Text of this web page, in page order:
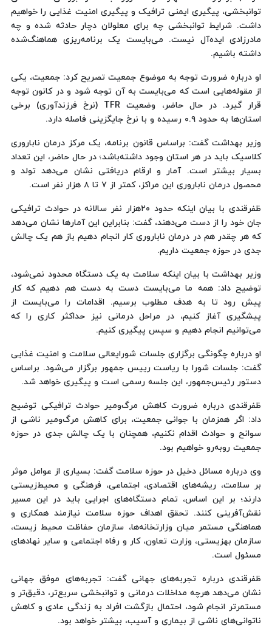
توانبخشی، پیگیری ایمنی ترافیک و پیگیری امنیت غذایی را خواهیم
داشت. شرایط توانبخشی چه برای معلولان دچار حادثه شده و چه
مادرزادی ایده‌آل‌ نیست. می‌بایست یک برنامه‌ریزی هماهنگ‌شده
داشته باشیم.
او درباره ضرورت توجه به موضوع جمعیت تصریح کرد: جمعیت، یکی
از مقوله‌هایی است که می‌بایست به آن توجه شود و در کانون توجه
قرار گیرد. در حال حاضر، وضعیت TFR (نرخ فرزندآوری) برخی
استان‌ها به حدود ۰.۹ رسیده و با نرخ جایگزینی فاصله دارد.
وزیر بهداشت گفت: براساس قانون برنامه، یک مرکز درمان ناباروری
کلاسیک باید در هر استان وجود داشته‌باشد؛ در حال حاضر، این تعداد
بسیار بیشتر است. آمار و ارقام دریافتی نشان می‌دهد تولد و
محصول درمان ناباروری این مراکز، کمتر از ۷ تا ۸ هزار نفر است.
ظفرقندی با بیان اینکه حدود ۲۰هزار نفر سالانه در حوادث ترافیکی
جان خود را از دست می‌دهند، گفت: بنابراین این آمارها نشان می‌دهد
که هر چقدر هم در درمان ناباروری کار انجام دهیم باز هم یک چالش
جدی در حوزه جمعیت داریم.
وزیر بهداشت با بیان اینکه سلامت به یک دستگاه محدود نمی‌شود،
توضیح داد: همه ما می‌بایست دست به دست هم دهیم که کار
پیش رود تا به هدف مطلوب برسیم. اقدامات را می‌بایست از
پیشگیری آغاز کنیم، در مراحل درمانی نیز حداکثر کاری را که
می‌توانیم انجام دهیم و سپس پیگیری کنیم.
او درباره چگونگی برگزاری جلسات شورایعالی سلامت و امنیت غذایی
گفت: جلسات شورا با ریاست رییس جمهور برگزار می‌شود. براساس
دستور رئیس‌جمهور، این جلسه رسمی است و پیگیری خواهد شد.
ظفرقندی درباره ضرورت کاهش مرگ‌ومیر حوادث ترافیکی توضیح
داد: اگر همزمان با جوانی جمعیت، برای کاهش مرگ‌ومیر ناشی از
سوانح و حوادث اقدام نکنیم، همچنان با یک چالش جدی در حوزه
جمعیت روبه‌رو خواهیم بود.
وی درباره مسائل دخیل در حوزه سلامت گفت: بسیاری از عوامل موثر
بر سلامت، ریشه‌های اقتصادی، اجتماعی، فرهنگی و محیط‌زیستی
دارند؛ بر این اساس، تمام دستگاه‌های اجرایی باید در این مسیر
نقش‌آفرینی کنند. تحقق اهداف حوزه سلامت نیازمند همکاری و
هماهنگی مستمر میان وزارتخانه‌ها، سازمان حفاظت محیط زیست،
سازمان بهزیستی، وزارت تعاون، کار و رفاه اجتماعی و سایر نهادهای
مسئول است.
ظفرقندی درباره تجربه‌های جهانی گفت: تجربه‌های موفق جهانی
نشان می‌دهد هرچه مداخلات درمانی و توانبخشی سریع‌تر، دقیق‌تر و
مستمرتر انجام شود، احتمال بازگشت افراد به زندگی عادی و کاهش
ناتوانی‌های ناشی از بیماری و آسیب، بیشتر خواهد بود.